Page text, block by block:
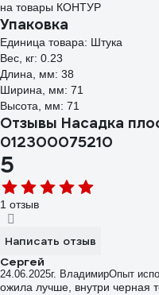
на товары КОНТУР
Упаковка
Единица товара: Штука
Вес, кг: 0.23
Длина, мм: 38
Ширина, мм: 71
Высота, мм: 71
Отзывы Насадка
012300075210
5
1 отзыв
Написать отзыв
Сергей
24.06.2025г. ВладимирОпыт
ожила лучше, внутри черная